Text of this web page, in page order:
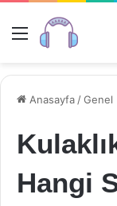
Menü
Anasayfa /Genel
Hangi